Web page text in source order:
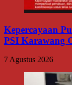
Kepercayaan
PSI Karawang
7 Agustus 2026